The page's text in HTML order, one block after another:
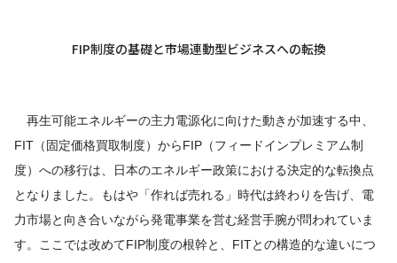
FIP制度の基礎と市場連動型ビジネスへの転換
再生可能エネルギーの主力電源化に向けた動きが加速する中、
FIT（固定価格買取制度）からFIP（フィードインプレミアム制
度）への移行は、日本のエネルギー政策における決定的な転換点
となりました。もはや「作れば売れる」時代は終わりを告げ、電
力市場と向き合いながら発電事業を営む経営手腕が問われていま
す。ここでは改めてFIP制度の根幹と、FITとの構造的な違いにつ